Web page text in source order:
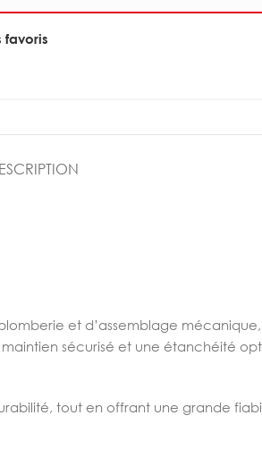
favoris
et d’assemblage
sécurisé et une étanchéité
tout en offrant une grande